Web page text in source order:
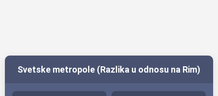
Svetske metropole (Razlika u odnosu na Rim)